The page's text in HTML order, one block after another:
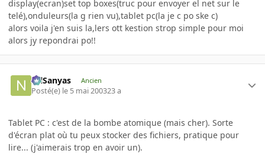
display(ecran)set top boxes(truc pour envoyer el net sur le
telé),onduleurs(la g rien vu),tablet pc(la je c po ske c)
alors voila j'en suis la,lers ott kestion strop simple pour moi
alors jy repondrai po!!
NilSanyas Ancien
Posté(e) le 5 mai 200323 a
Tablet PC : c'est de la bombe atomique (mais cher). Sorte
d'écran plat où tu peux stocker des fichiers, pratique pour
lire... (j'aimerais trop en avoir un).